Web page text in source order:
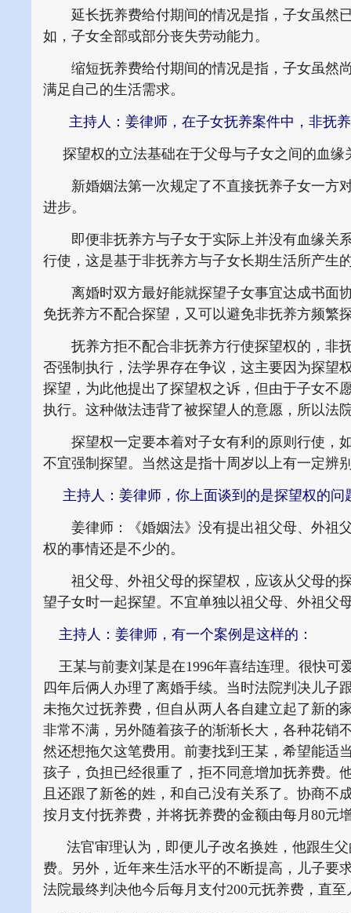
延长抚养费给付期间的情况是指，子女虽然
如，子女全部或部分丧失劳动能力。
缩短抚养费给付期间的情况是指，子女虽然尚
满足自己的生活需求。
主持人：姜律师，在子女抚养案件中，非抚
探望权的立法基础在于父母与子女之间的血缘
新婚姻法第一次规定了不直接抚养子女一方
进步。
即便非抚养方与子女于实际上并没有血缘关
行使，这是基于非抚养方与子女长期生活所产
离婚时双方最好能就探望子女事宜达成书面
免抚养方不配合探望，又可以避免非抚养方频繁
抚养方拒不配合非抚养方行使探望权的，非
否强制执行，法学界存在争议，这主要因为探望
探望，为此他提出了探望权之诉，但由于子女不
执行。这种做法违背了被探望人的意愿，所以法
探望权一定要本着对子女有利的原则行使，
不宜强制探望。当然这是指十周岁以上有一定
主持人：姜律师，你上面谈到的是探望权的
姜律师：《婚姻法》没有提出祖父母、外祖
权的事情还是不少的。
祖父母、外祖父母的探望权，应该从父母的
望子女时一起探望。不宜单独以祖父母、外祖
主持人：姜律师，有一个案例是这样的：
王某与前妻刘某是在1996年喜结连理。很快可
四年后俩人办理了离婚手续。当时法院判决儿子
未拖欠过抚养费，但自从两人各自建立起了新的
非常不满，另外随着孩子的渐渐长大，各种花销
然还想拖欠这笔费用。前妻找到王某，希望能适
孩子，负担已经很重了，拒不同意增加抚养费。
且还跟了新爸的姓，和自己没有关系了。协商不
按月支付抚养费，并将抚养费的金额由每月80元
法官审理认为，即便儿子改名换姓，他跟生父
费。另外，近年来生活水平的不断提高，儿子要
法院最终判决他今后每月支付200元抚养费，直至